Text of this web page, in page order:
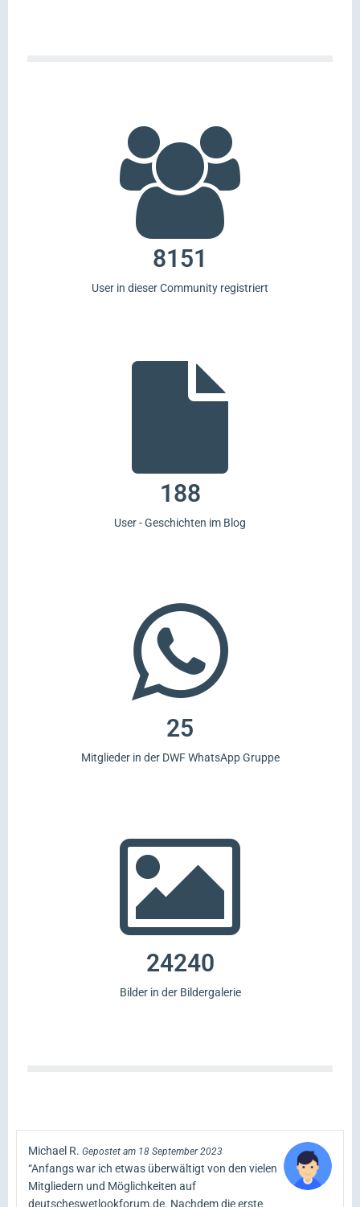
8151
User in dieser Community registriert
188
User - Geschichten im Blog
25
Mitglieder in der DWF WhatsApp Gruppe
24240
Bilder in der Bildergalerie
Michael R. Gepostet am 18 September 2023
“Anfangs war ich etwas überwältigt von den vielen
Mitgliedern und Möglichkeiten auf
deutscheswetlookforum.de. Nachdem die erste